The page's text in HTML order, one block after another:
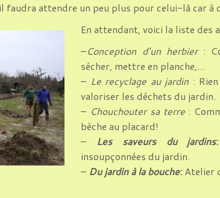
faudra attendre un peu plus pour celui-là car à
En attendant, voici la liste des
–Conception d’un herbier:
sécher, mettre en planche,…
– Le recyclage au jardin :
valoriser les déchets du jardin.
– Chouchouter sa terre :
bèche au placard!
– Les saveurs du jardins:
insoupçonnées du jardin.
– Du jardin à la bouche: Atelier